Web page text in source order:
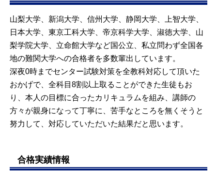
山梨大学、新潟大学、信州大学、静岡大学、上智大学、
日本大学、東京工科大学、帝京科学大学、淑徳大学、山
梨学院大学、立命館大学など国公立、私立問わず全国各
地の難関大学への合格者を多数輩出しています。
深夜0時までセンター試験対策を全教科対応して頂いた
おかげで、全科目8割以上取ることができた生徒もお
り、本人の目標に合ったカリキュラムを組み、講師の
方々が親身になって丁寧に、苦手なところを無くそうと
努力して、対応していただいた結果だと思います。
合格実績情報